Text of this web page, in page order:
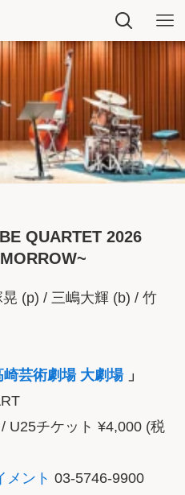
QUARTET 2026
(p) / 三嶋大輝 (b) / 竹
崎芸術劇場 大劇場」
U25チケット ¥4,000 (税
メント 03-5746-9900